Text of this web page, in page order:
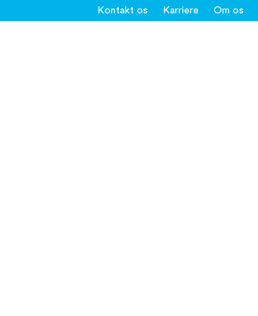
Kontakt os Karriere Om os